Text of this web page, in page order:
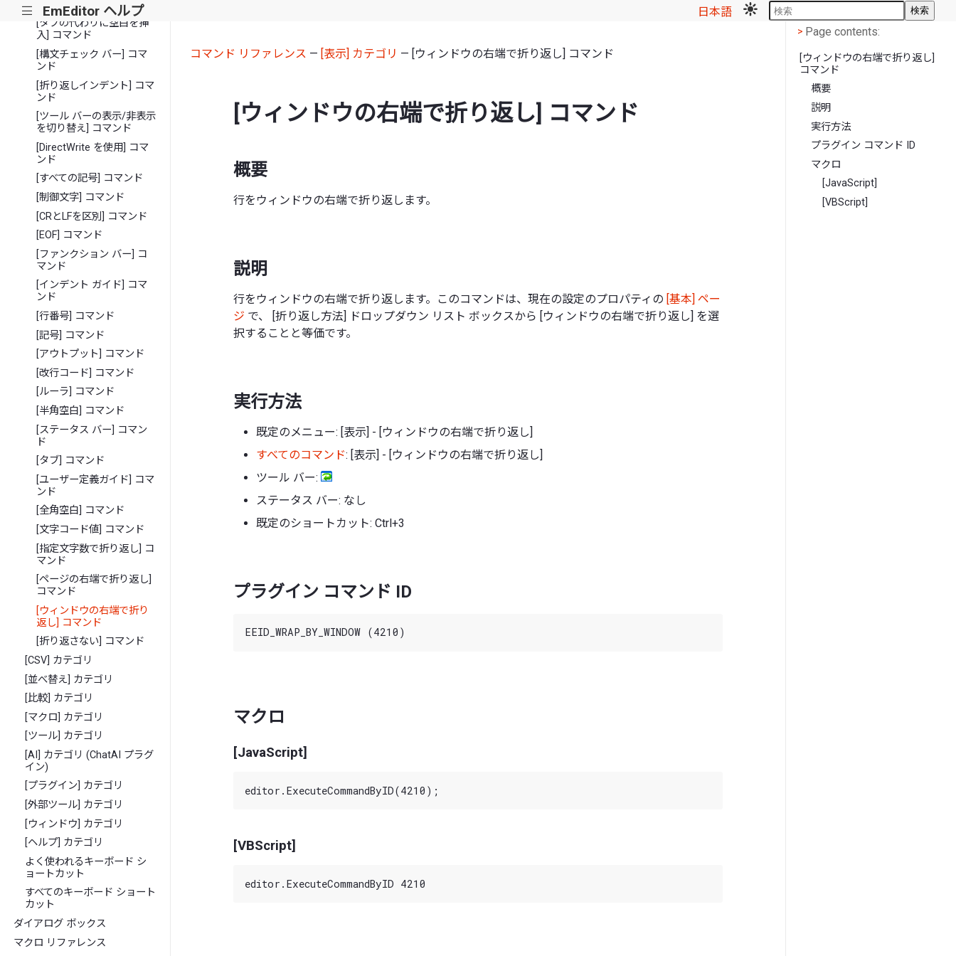
||| EmEditor ヘルプ 日本語 検索
コマンド
[タブの代わりに空白を挿
入] コマンド
[構文チェック バー] コマ
ンド
[折り返しインデント] コマ
ンド
[ツール バーの表示/非表示
を切り替え] コマンド
[DirectWrite を使用] コマ
ンド
[すべての記号] コマンド
[制御文字] コマンド
[CRとLFを区別] コマンド
[EOF] コマンド
[ファンクション バー] コ
マンド
[インデント ガイド] コマ
ンド
[行番号] コマンド
[記号] コマンド
[アウトプット] コマンド
[改行コード] コマンド
[ルーラ] コマンド
[半角空白] コマンド
[ステータス バー] コマン
ド
[タブ] コマンド
[ユーザー定義ガイド] コマ
ンド
[全角空白] コマンド
[文字コード値] コマンド
[指定文字数で折り返し] コ
マンド
[ページの右端で折り返し]
コマンド
[ウィンドウの右端で折り
返し] コマンド
[折り返さない] コマンド
[CSV] カテゴリ
[並べ替え] カテゴリ
[比較] カテゴリ
[マクロ] カテゴリ
[ツール] カテゴリ
[AI] カテゴリ (ChatAI プラグ
イン)
[プラグイン] カテゴリ
[外部ツール] カテゴリ
[ウィンドウ] カテゴリ
[ヘルプ] カテゴリ
よく使われるキーボード シ
ョートカット
すべてのキーボード ショート
カット
ダイアログ ボックス
マクロ リファレンス
コマンド リファレンス — [表示] カテゴリ — [ウィンドウの右端で折り返し] コマンド
[ウィンドウの右端で折り返し] コマンド
概要
行をウィンドウの右端で折り返します。
説明
行をウィンドウの右端で折り返します。このコマンドは、現在の設定のプロパティの [基本] ペー
ジ で、 [折り返し方法] ドロップダウン リスト ボックスから [ウィンドウの右端で折り返し] を選
択することと等価です。
実行方法
既定のメニュー: [表示] - [ウィンドウの右端で折り返し]
すべてのコマンド: [表示] - [ウィンドウの右端で折り返し]
ツール バー:
ステータス バー: なし
既定のショートカット: Ctrl+3
プラグイン コマンド ID
マクロ
[JavaScript]
[VBScript]
< Page contents
> Page contents:
[ウィンドウの右端で折り返し]
コマンド
概要
説明
実行方法
プラグイン コマンド ID
マクロ
[JavaScript]
[VBScript]